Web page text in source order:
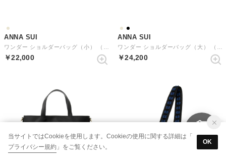
ANNA SUI
ワンダー ショルダーバッグ（小） （シャンパン）
￥22,000
ANNA SUI
ワンダー ショルダーバッグ（大） （シャンパン）
￥24,200
当サイトではCookieを使用します。Cookieの使用に関する詳細は「
プライバシー規約 」をご覧ください。
OK